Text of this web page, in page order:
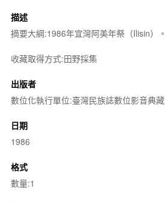
描述
摘要大綱:1986年宜灣阿美年祭（Ilisin）
收藏取得方式:田野採集
出版者
數位化執行單位:臺灣民族誌數位影音典
日期
1986
格式
數量:1